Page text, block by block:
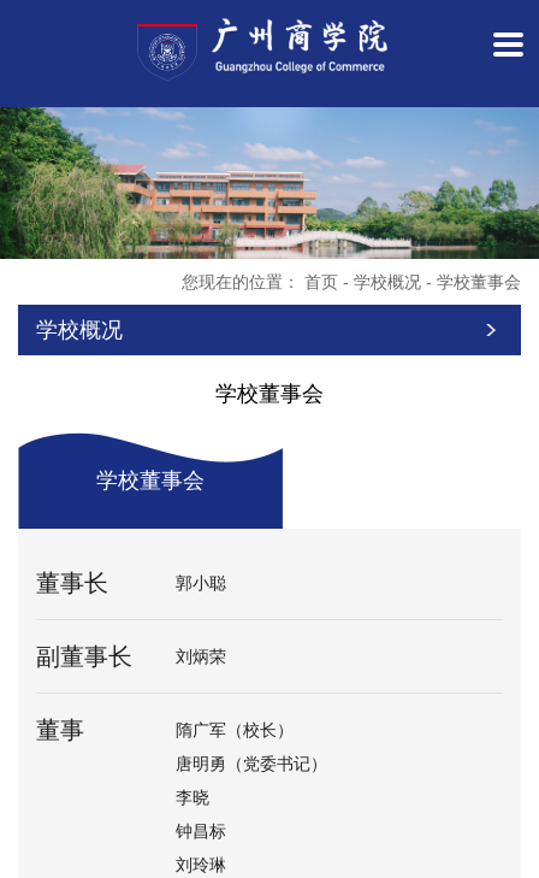
您现在的位置： 首页 - 学校概况 - 学校董事会
学校概况
学校董事会
学校董事会
董事长 郭小聪
副董事长 刘炳荣
董事
隋广军（校长）
唐明勇（党委书记）
李晓
钟昌标
刘玲琳